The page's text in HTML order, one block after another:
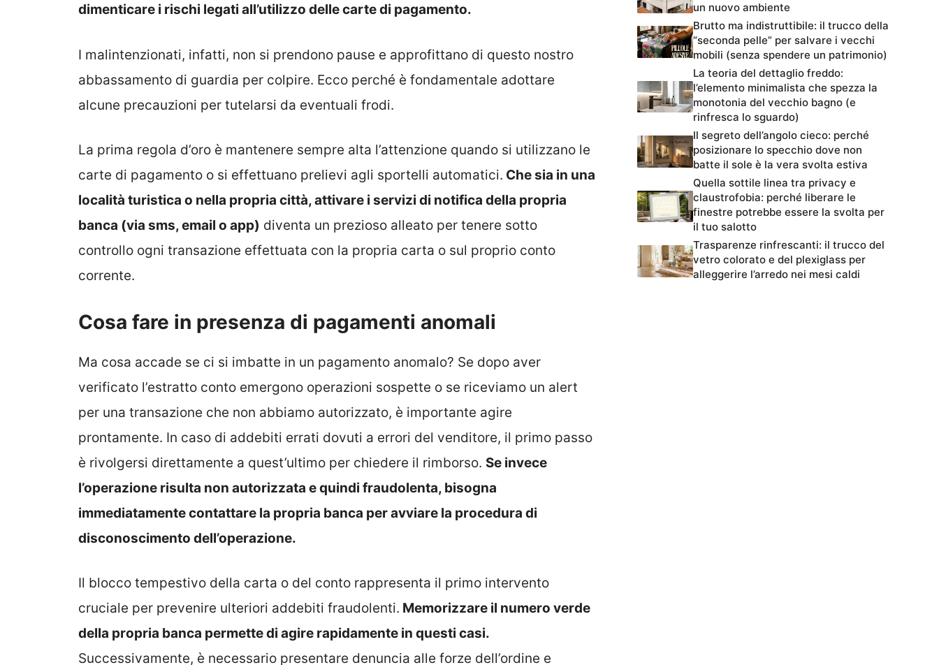
dimenticare i rischi legati all’utilizzo delle carte di pagamento.
I malintenzionati, infatti, non si prendono pause e approfittano di questo nostro
abbassamento di guardia per colpire. Ecco perché è fondamentale adottare
alcune precauzioni per tutelarsi da eventuali frodi.
La prima regola d’oro è mantenere sempre alta l’attenzione quando si utilizzano le
carte di pagamento o si effettuano prelievi agli sportelli automatici. Che sia in una
località turistica o nella propria città, attivare i servizi di notifica della propria
banca (via sms, email o app) diventa un prezioso alleato per tenere sotto
controllo ogni transazione effettuata con la propria carta o sul proprio conto
corrente.
Cosa fare in presenza di pagamenti anomali
Ma cosa accade se ci si imbatte in un pagamento anomalo? Se dopo aver
verificato l’estratto conto emergono operazioni sospette o se riceviamo un alert
per una transazione che non abbiamo autorizzato, è importante agire
prontamente. In caso di addebiti errati dovuti a errori del venditore, il primo passo
è rivolgersi direttamente a quest’ultimo per chiedere il rimborso. Se invece
l’operazione risulta non autorizzata e quindi fraudolenta, bisogna
immediatamente contattare la propria banca per avviare la procedura di
disconoscimento dell’operazione.
Il blocco tempestivo della carta o del conto rappresenta il primo intervento
cruciale per prevenire ulteriori addebiti fraudolenti. Memorizzare il numero verde
della propria banca permette di agire rapidamente in questi casi.
Successivamente, è necessario presentare denuncia alle forze dell’ordine e
un nuovo ambiente
Brutto ma indistruttibile: il trucco della
“seconda pelle” per salvare i vecchi
mobili (senza spendere un patrimonio)
La teoria del dettaglio freddo:
l’elemento minimalista che spezza la
monotonia del vecchio bagno (e
rinfresca lo sguardo)
Il segreto dell’angolo cieco: perché
posizionare lo specchio dove non
batte il sole è la vera svolta estiva
Quella sottile linea tra privacy e
claustrofobia: perché liberare le
finestre potrebbe essere la svolta per
il tuo salotto
Trasparenze rinfrescanti: il trucco del
vetro colorato e del plexiglass per
alleggerire l’arredo nei mesi caldi